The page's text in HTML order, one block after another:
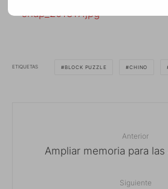
ETIQUETAS BLOCK PUZZLE CHINO
Anterior
Ampliar memoria para
Siguiente